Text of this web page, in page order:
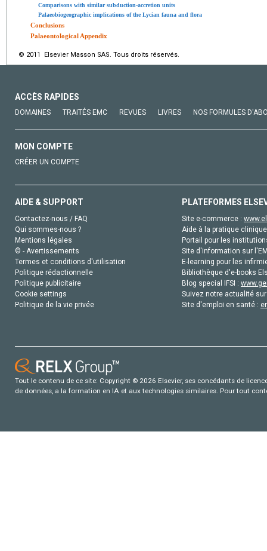
Comparisons with similar subduction-accretion units
Palaeobiogeographic implications of the Lycian fauna and flora
Conclusions
Palaeontological Appendix
© 2011 Elsevier Masson SAS. Tous droits réservés.
ACCÈS RAPIDES
DOMAINES TRAITÉS EMC REVUES LIVRES NOS FORMULES
MON COMPTE
CRÉER UN COMPTE
AIDE & SUPPORT
Contactez-nous / FAQ
Qui sommes-nous ?
Mentions légales
© - Avertissements
Termes et conditions d'utilisation
Politique rédactionnelle
Politique publicitaire
Cookie settings
Politique de la vie privée
PLATEFORMES
Site e-commerce :
Aide à la pratique
Portail pour les
Site d'information sur
E-learning pour les
Bibliothèque d'e-books
Blog special IFSI :
Suivez notre actualité
Site d'emploi en santé :
Tout le contenu de ce site: Copyright © 2026 Elsevier, ses concédants de
de données, a la formation en IA et aux technologies similaires. Pour tout